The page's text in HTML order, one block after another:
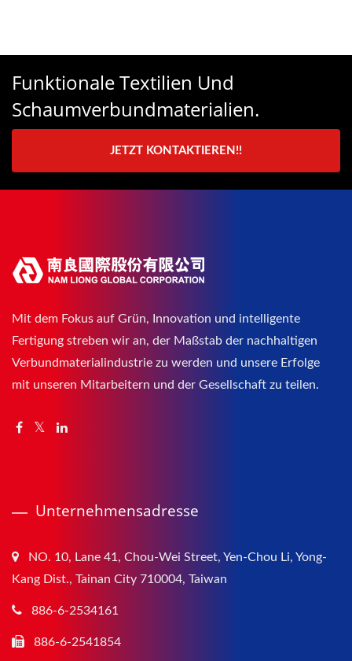
Funktionale Textilien Und
Schaumverbundmaterialien.
JETZT KONTAKTIEREN!!
Mit dem Fokus auf Grün, Innovation und intelligente
Fertigung streben wir an, der Maßstab der nachhaltigen
Verbundmaterialindustrie zu werden und unsere Erfolge
mit unseren Mitarbeitern und der Gesellschaft zu teilen.
Unternehmensadresse
NO. 10, Lane 41, Chou-Wei Street, Yen-Chou Li, Yong-
Kang Dist., Tainan City 710004, Taiwan
886-6-2534161
886-6-2541854